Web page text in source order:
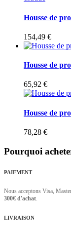
Housse de
154,49 €
Housse de
65,92 €
Housse de
78,28 €
Pourquoi
PAIEMENT
Nous acceptons Visa,
300€ d'achat
LIVRAISON